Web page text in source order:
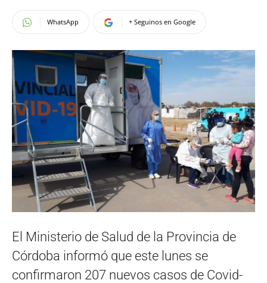
WhatsApp + Seguinos en Google
El Ministerio de Salud de la Provincia de
Córdoba informó que este lunes se
confirmaron 207 nuevos casos de Covid-